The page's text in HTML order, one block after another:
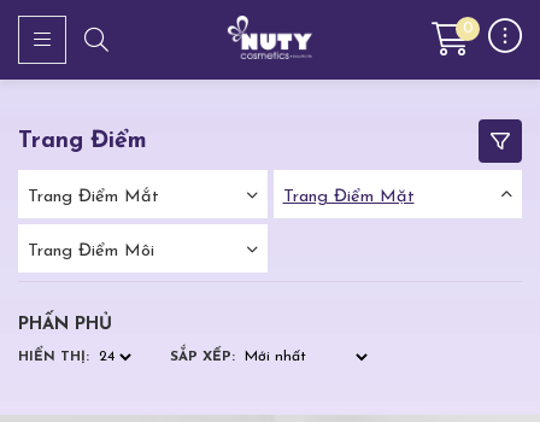
0
Trang Điểm
Trang Điểm Mắt Trang Điểm Mặt
Trang Điểm Môi
PHẤN PHỦ
HIỂN THỊ: SẮP XẾP: